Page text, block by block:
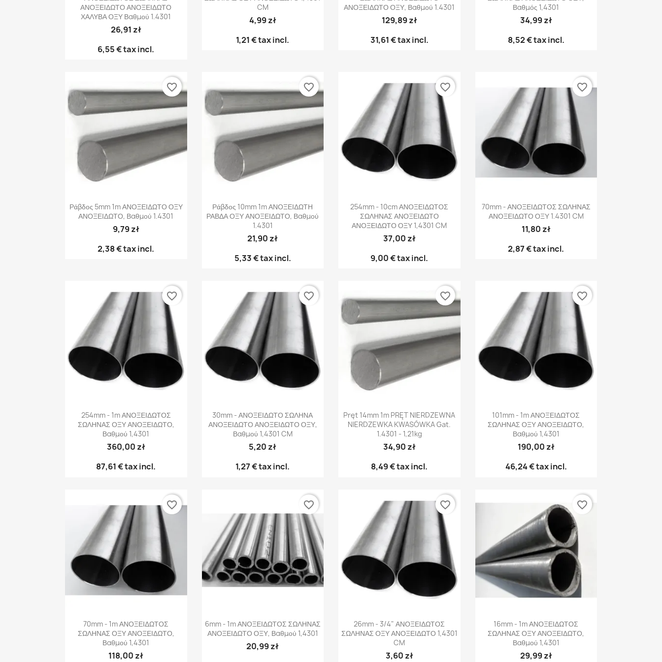
ΑΝΟΞΕΙΔΩΤΟ ΑΝΟΞΕΙΔΩΤΟ
ΧΑΛΥΒΑ ΟΞΥ Βαθμού 1.4301
26,91 zł
6,55 €tax incl.
CM
4,99 zł
1,21 €tax incl.
ΑΝΟΞΕΙΔΩΤΟ ΟΞΥ, Βαθμού 1.4301
129,89 zł
31,61 €tax incl.
Βαθμός 1,4301
34,99 zł
8,52 €tax incl.
Γρήγορη προβολή
Ράβδος 5mm 1m ΑΝΟΞΕΙΔΩΤΟ ΟΞΥ
ΑΝΟΞΕΙΔΩΤΟ, Βαθμού 1.4301
9,79 zł
2,38 €tax incl.
favorite_border
 Γρήγορη προβολή
Ράβδος 10mm 1m ΑΝΟΞΕΙΔΩΤΗ
ΡΑΒΔΑ ΟΞΥ ΑΝΟΞΕΙΔΩΤΟ, Βαθμού
1.4301
21,90 zł
5,33 €tax incl.
favorite_border
Γρήγορη προβολή
254mm - 10cm ΑΝΟΞΕΙΔΩΤΟΣ
ΣΩΛΗΝΑΣ ΑΝΟΞΕΙΔΩΤΟ
ΑΝΟΞΕΙΔΩΤΟ ΟΞΥ 1,4301 CM
37,00 zł
9,00 €tax incl.
favorite_border
Γρήγορη προβολή
70mm - ΑΝΟΞΕΙΔΩΤΟΣ ΣΩΛΗΝΑΣ
ΑΝΟΞΕΙΔΩΤΟ ΟΞΥ 1.4301 CM
11,80 zł
2,87 €tax incl.
favorite_border
Γρήγορη προβολή
254mm - 1m ΑΝΟΞΕΙΔΩΤΟΣ
ΣΩΛΗΝΑΣ ΟΞΥ ΑΝΟΞΕΙΔΩΤΟ,
Βαθμού 1,4301
360,00 zł
87,61 €tax incl.
favorite_border
Γρήγορη προβολή
30mm - ΑΝΟΞΕΙΔΩΤΟ ΣΩΛΗΝΑ
ΑΝΟΞΕΙΔΩΤΟ ΑΝΟΞΕΙΔΩΤΟ ΟΞΥ,
Βαθμού 1,4301 CM
5,20 zł
1,27 €tax incl.
favorite_border
Γρήγορη προβολή
Pręt 14mm 1m PRĘT NIERDZEWNA
NIERDZEWKA KWASÓWKA Gat.
1.4301 - 1,21kg
34,90 zł
8,49 €tax incl.
favorite_border
Γρήγορη προβολή
101mm - 1m ΑΝΟΞΕΙΔΩΤΟΣ
ΣΩΛΗΝΑΣ ΟΞΥ ΑΝΟΞΕΙΔΩΤΟ,
Βαθμού 1,4301
190,00 zł
46,24 €tax incl.
favorite_border
Γρήγορη προβολή
70mm - 1m ΑΝΟΞΕΙΔΩΤΟΣ
ΣΩΛΗΝΑΣ ΟΞΥ ΑΝΟΞΕΙΔΩΤΟ,
Βαθμού 1,4301
118,00 zł
favorite_border
Γρήγορη προβολή
6mm - 1m ΑΝΟΞΕΙΔΩΤΟΣ ΣΩΛΗΝΑΣ
ΑΝΟΞΕΙΔΩΤΟ ΟΞΥ, Βαθμού 1,4301
20,99 zł
favorite_border
Γρήγορη προβολή
26mm - 3/4" ΑΝΟΞΕΙΔΩΤΟΣ
ΣΩΛΗΝΑΣ ΟΞΥ ΑΝΟΞΕΙΔΩΤΟ 1,4301
CM
3,60 zł
favorite_border
Γρήγορη προβολή
16mm - 1m ΑΝΟΞΕΙΔΩΤΟΣ
ΣΩΛΗΝΑΣ ΟΞΥ ΑΝΟΞΕΙΔΩΤΟ,
Βαθμού 1,4301
29,99 zł
favorite_border